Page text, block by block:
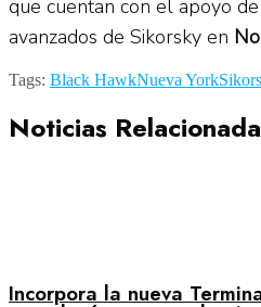
que cuentan con el apoyo
avanzados de Sikorsky en
Tags: Black HawkNueva York
Noticias
Incorpora la nueva